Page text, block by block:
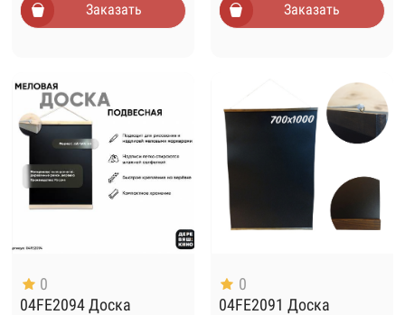
Заказать Заказать
0
04FE2094 Доска
0
04FE2091 Доска